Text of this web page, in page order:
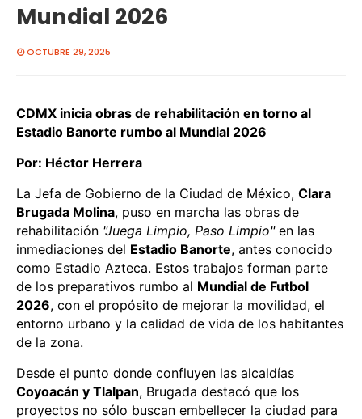
Mundial 2026
OCTUBRE 29, 2025
CDMX inicia obras de rehabilitación en torno al
Estadio Banorte rumbo al Mundial 2026
Por: Héctor Herrera
La Jefa de Gobierno de la Ciudad de México, Clara
Brugada Molina, puso en marcha las obras de
rehabilitación "Juega Limpio, Paso Limpio"en las
inmediaciones del Estadio Banorte, antes conocido
como Estadio Azteca. Estos trabajos forman parte
de los preparativos rumbo al Mundial de Futbol
2026, con el propósito de mejorar la movilidad, el
entorno urbano y la calidad de vida de los habitantes
de la zona.
Desde el punto donde confluyen las alcaldías
Coyoacán y Tlalpan, Brugada destacó que los
proyectos no sólo buscan embellecer la ciudad para